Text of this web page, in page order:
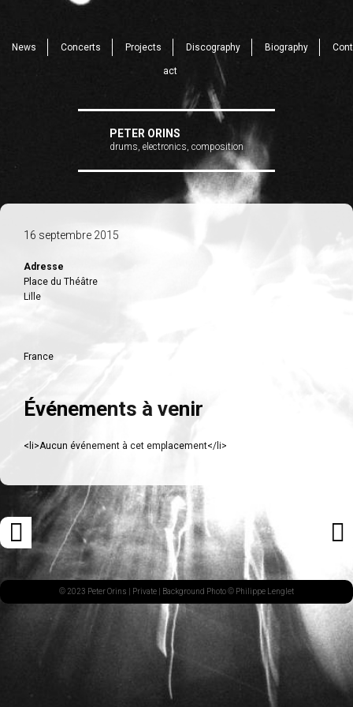
News Concerts Projects Discography Biography Cont
act
PETER ORINS
drums, electronics, composition
16 septembre 2015
Adresse
Place du Théâtre
Lille
France
Événements à venir
<li>Aucun événement à cet emplacement</li>
Navigation
des
articles
ARTICLE
PRÉCÉDENT© 2023 Peter Orins | Private | Background Photo © Philippe Lenglet